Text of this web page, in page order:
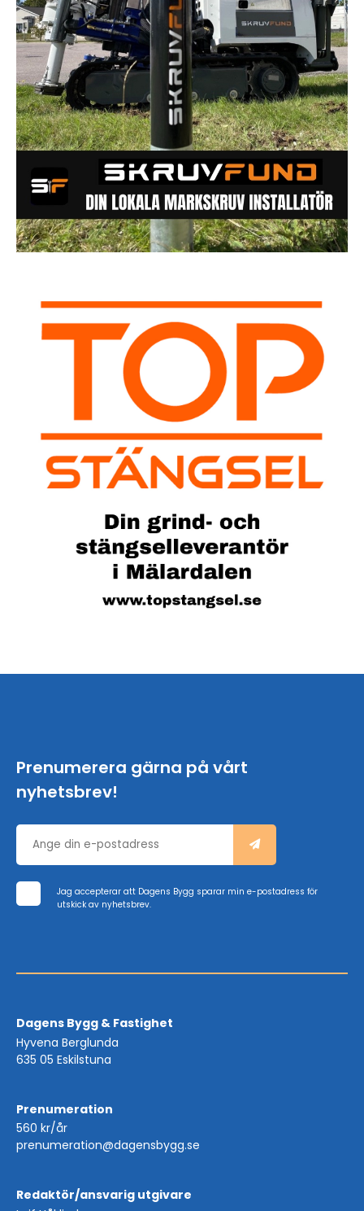
Prenumerera gärna på vårt
nyhetsbrev!
Jag accepterar att Dagens Bygg sparar min e-postadress för
utskick av nyhetsbrev.
Dagens Bygg & Fastighet
Hyvena Berglunda
635 05 Eskilstuna
Prenumeration
560 kr/år
prenumeration@dagensbygg.se
Redaktör/ansvarig utgivare